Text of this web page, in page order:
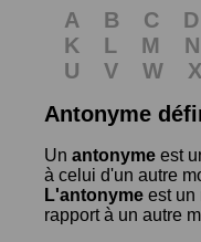
A B C D
K
L M N
U
V W X
Antonyme
Un antonyme est
à celui d'un autre
L'antonyme est un
rapport à un autre